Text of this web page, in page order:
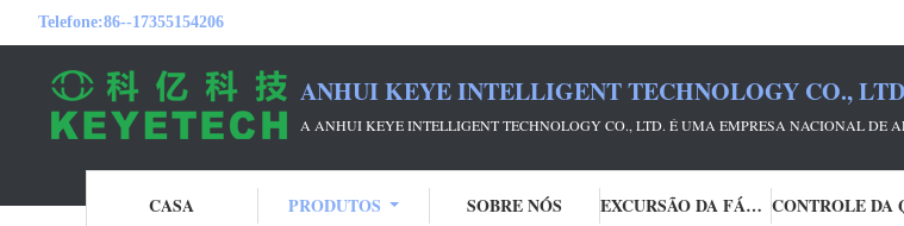
Telefone:86--17355154206
ANHUI KEYE INTELLIGENT TECHNOLOGY CO., LTD
A ANHUI KEYE INTELLIGENT TECHNOLOGY CO., LTD. É UMA EMPRESA NACIONAL DE
CASA PRODUTOS SOBRE NÓS EXCURSÃO DA FÁBRICA